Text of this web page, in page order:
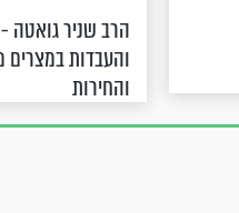
הרב שניר גואטה
והעבדות במצרים
והחירות